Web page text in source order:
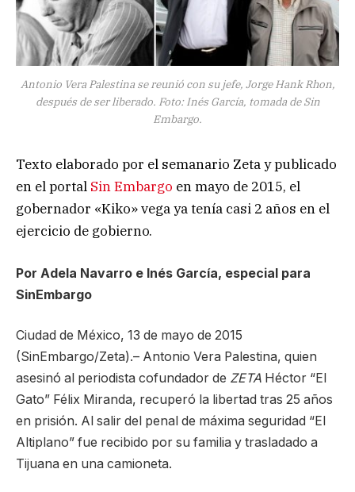
Antonio Vera Palestina se reunió con su jefe, Jorge Hank Rhon,
después de ser liberado. Foto: Inés García, tomada de Sin
Embargo.
Texto elaborado por el semanario Zeta y publicado
en el portal Sin Embargo en mayo de 2015, el
gobernador «Kiko» vega ya tenía casi 2 años en el
ejercicio de gobierno.
Por Adela Navarro e Inés García, especial para
SinEmbargo
Ciudad de México, 13 de mayo de 2015
(SinEmbargo/Zeta).– Antonio Vera Palestina, quien
asesinó al periodista cofundador de ZETA Héctor “El
Gato” Félix Miranda, recuperó la libertad tras 25 años
en prisión. Al salir del penal de máxima seguridad “El
Altiplano” fue recibido por su familia y trasladado a
Tijuana en una camioneta.